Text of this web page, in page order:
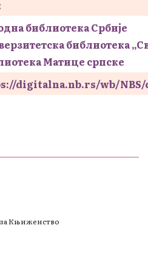
библиотека Србије
библиотека
Матице српске
digitalna.nb.rs/wb/NBS/
Књиженство